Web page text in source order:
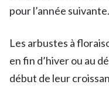
pour l’année suivante.
Les arbustes à
en fin d’hiver ou au
début de leur